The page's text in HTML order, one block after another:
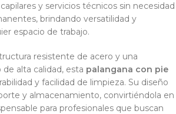
y servicios técnicos sin necesidad
brindando versatilidad y
espacio de trabajo.
resistente de acero y una
alta calidad, esta palangana con pie
y facilidad de limpieza. Su diseño
y almacenamiento, convirtiéndola en
para profesionales que buscan